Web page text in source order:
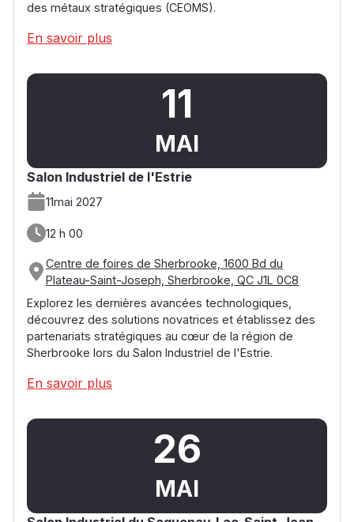
des métaux stratégiques (CEOMS).
En savoir plus
11
MAI
Salon Industriel de l'Estrie
11mai 2027
12 h 00
Centre de foires de Sherbrooke, 1600 Bd du
Plateau-Saint-Joseph, Sherbrooke, QC J1L 0C8
Explorez les dernières avancées technologiques,
découvrez des solutions novatrices et établissez des
partenariats stratégiques au cœur de la région de
Sherbrooke lors du Salon Industriel de l'Estrie.
En savoir plus
26
MAI